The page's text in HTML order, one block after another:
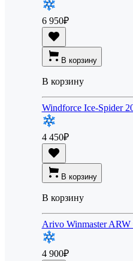
6 950₽
В корзину
В корзину
Windforce Ice-Spider
4 450₽
В корзину
В корзину
Arivo Winmaster
4 900₽